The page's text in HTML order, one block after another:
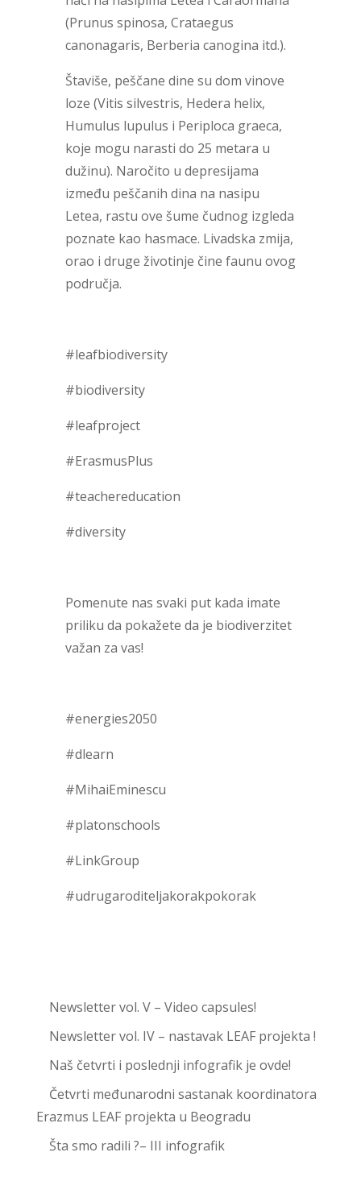
(Prunus spinosa, Crataegus
canonagaris, Berberia canogina itd.).
Štaviše, peščane dine su dom vinove
loze (Vitis silvestris, Hedera helix,
Humulus lupulus i Periploca graeca,
koje mogu narasti do 25 metara u
dužinu). Naročito u depresijama
između peščanih dina na nasipu
Letea, rastu ove šume čudnog izgleda
poznate kao hasmace. Livadska zmija,
orao i druge životinje čine faunu ovog
područja.
#leafbiodiversity
#biodiversity
#leafproject
#ErasmusPlus
#teachereducation
#diversity
Pomenute nas svaki put kada imate
priliku da pokažete da je biodiverzitet
važan za vas!
#energies2050
#dlearn
#MihaiEminescu
#platonschools
#LinkGroup
#udrugaroditeljakorakpokorak
Newsletter vol. V – Video capsules!
Newsletter vol. IV – nastavak LEAF projekta !
Naš četvrti i poslednji infografik je ovde!
Četvrti međunarodni sastanak koordinatora
Erazmus LEAF projekta u Beogradu
Šta smo radili ?– III infografik